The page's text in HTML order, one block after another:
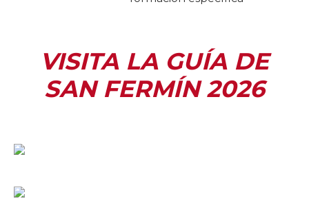
VISITA LA GUÍA DE
SAN FERMÍN 2026